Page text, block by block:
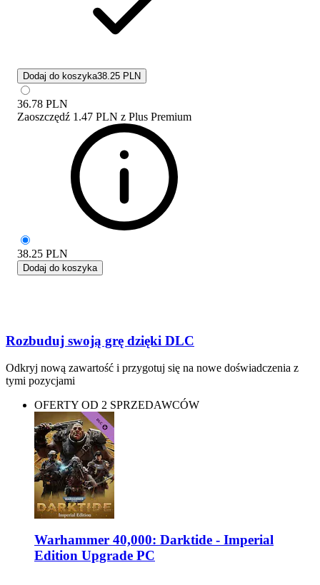
Dodaj do koszyka38.25 PLN
36.78 PLN
Zaoszczędź 1.47 PLN z Plus Premium
38.25 PLN
Dodaj do koszyka
Rozbuduj swoją grę dzięki DLC
Odkryj nową zawartość i przygotuj się na nowe doświadczenia z
tymi pozycjami
OFERTY OD 2 SPRZEDAWCÓW
Warhammer 40,000: Darktide - Imperial
Edition Upgrade PC